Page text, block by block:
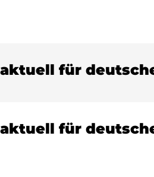
für
für